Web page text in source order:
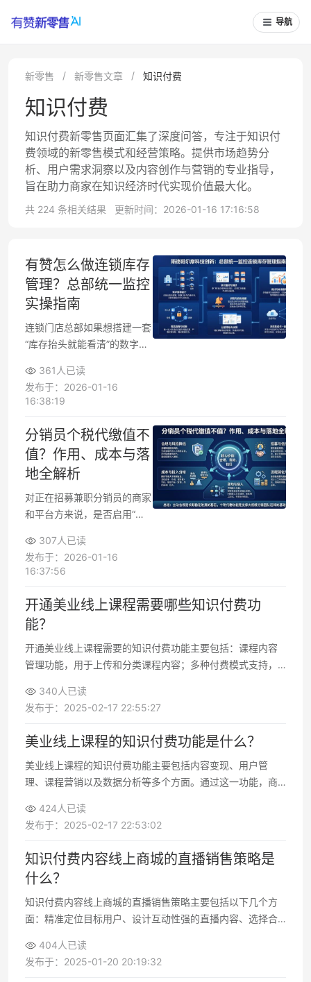
导航
新零售 新零售文章 知识付费
知识付费
知识付费新零售页面汇集了深度问答，专注于知识付
费领域的新零售模式和经营策略。提供市场趋势分
析、用户需求洞察以及内容创作与营销的专业指导，
旨在助力商家在知识经济时代实现价值最大化。
共 224 条相关结果 更新时间：2026-01-16 17:16:58
有赞怎么做连锁库存
管理？总部统一监控
实操指南
连锁门店总部如果想搭建一套
“库存抬头就能看清”的数字化
门店、多仓库与一盘货能力。
通过合理配置门店、仓库、库
能实时掌握各店库存动态，还
可以用统一的流程和权限管控
出入库、调拨与盘点，把缺
货、超卖和积压风险压到更
低。
361人已读
发布于：2026-01-16
16:38:19
分销员个税代缴值不
值？作用、成本与落
地全解析
对正在招募兼职分销员的商家
和平台方来说，是否启用“分
影响招募转化、团队稳定和税
务安全。下面从合规、招募、
入、系统接入和用工形式等角
度，帮你判断“要不要做、做
了能带来什么、怎么做更合规
高效”。
307人已读
发布于：2026-01-16
16:37:56
开通美业线上课程需要哪些知识付费功
能？
开通美业线上课程需要的知识付费功能主要包括：课程内容
管理功能，用于上传和分类课程内容；多种付费模式支持，
功能，帮助学员掌握学习进展；营销推广工具，如优惠券、
拼团、分销等，用于吸引更多用户；
340人已读
发布于：2025-02-17 22:55:27
美业线上课程的知识付费功能是什么？
美业线上课程的知识付费功能主要包括内容变现、用户管
理、课程营销以及数据分析等多个方面。通过这一功能，商
模式帮助美业从业者将知识和经验以系统化的方式分享给更
多用户，打造个人品牌的同时，扩大市
424人已读
发布于：2025-02-17 22:53:02
知识付费内容线上商城的直播销售策略是
什么？
知识付费内容线上商城的直播销售策略主要包括以下几个方
面：精准定位目标用户、设计互动性强的直播内容、选择合
进行优化。
404人已读
发布于：2025-01-20 20:19:32